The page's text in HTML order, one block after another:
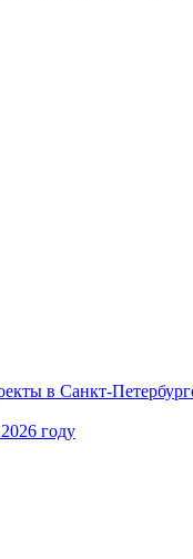
в Санкт-
году